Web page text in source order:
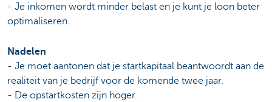
- Je inkomen wordt minder belast en je kunt je loon beter
optimaliseren.
Nadelen
- Je moet aantonen dat je startkapitaal beantwoordt aan de
realiteit van je bedrijf voor de komende twee jaar.
- De opstartkosten zijn hoger.